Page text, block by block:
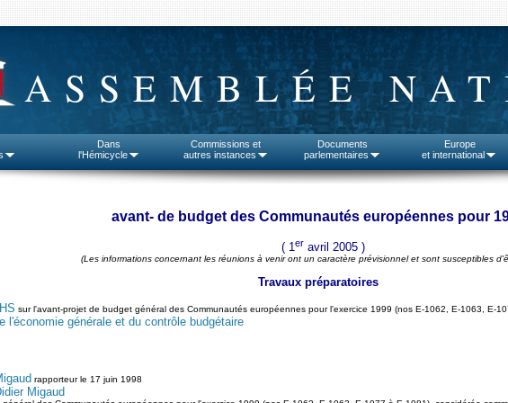
ASSEMBLÉE
Dans
l'Hémicycle
Commissions et
autres instances
Documents
parlementaires
Europe
et international
avant- de budget des Communautés européennes pour
( 1 er avril 2005 )
(Les informations concernant les réunions à venir ont un caractère prévisionnel et sont susceptibles
Travaux préparatoires
sur l'avant-projet de budget général des Communautés européennes pour l'exercice 1999 (nos E-1062, E-1063, E-
l'économie générale et du contrôle budgétaire
rapporteur le 17 juin 1998
Migaud